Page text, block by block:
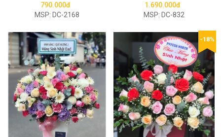
790.000đ
MSP: DC-2168
1.690.000đ
MSP: DC-832
-18%